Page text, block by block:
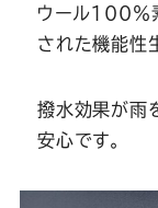
ウール100％
された機能性
撥水効果が雨
安心です。